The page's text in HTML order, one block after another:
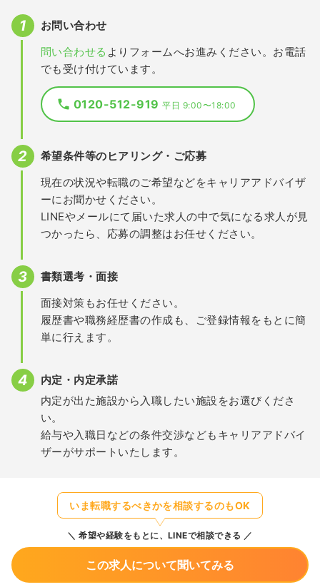
お問い合わせ
問い合わせる よりフォームへお進みください。お電話
でも受け付けています。
0120-512-919平日 9:00〜18:00
希望条件等のヒアリング・ご応募
現在の状況や転職のご希望などをキャリアアドバイザ
ーにお聞かせください。
LINEやメールにて届いた求人の中で気になる求人が見
つかったら、応募の調整はお任せください。
書類選考・面接
面接対策もお任せください。
履歴書や職務経歴書の作成も、ご登録情報をもとに簡
単に行えます。
内定・内定承諾
内定が出た施設から入職したい施設をお選びくださ
い。
給与や入職日などの条件交渉などもキャリアアドバイ
ザーがサポートいたします。
いま転職するべきかを相談するのもOK
希望や経験をもとに、LINEで相談できる
この求人について聞いてみる